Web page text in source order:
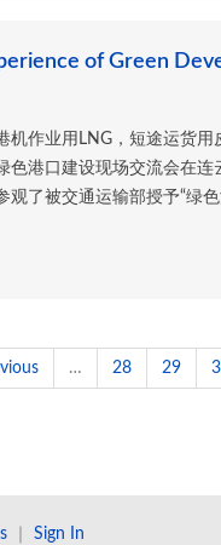
of Green
机作业用LNG，短途运货
色港口建设现场交流会在
观了被交通运输部授予“绿
… 28 29
Sign In